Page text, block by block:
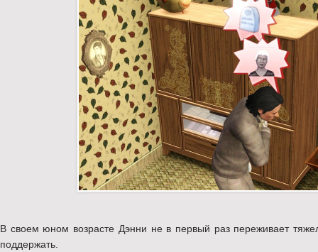
В своем юном возрасте Дэнни не в первый раз переживает
поддержать.